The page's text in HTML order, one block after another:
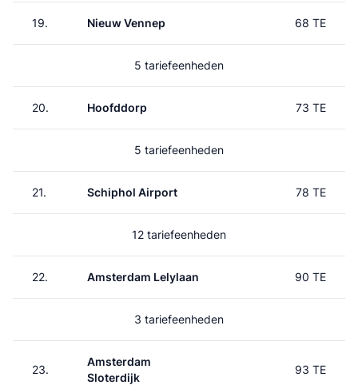
19. Nieuw Vennep 68 TE
5 tariefeenheden
20. Hoofddorp 73 TE
5 tariefeenheden
21. Schiphol Airport 78 TE
12 tariefeenheden
22. Amsterdam Lelylaan 90 TE
3 tariefeenheden
23.
Amsterdam
Sloterdijk
93 TE